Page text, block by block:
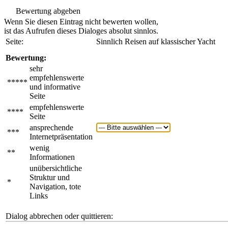
Bewertung abgeben
Wenn Sie diesen Eintrag nicht bewerten wollen,
ist das Aufrufen dieses Dialoges absolut sinnlos.
Seite:
Sinnlich Reisen auf klassischer Yacht
Bewertung:
*****
sehr
empfehlenswerte
und informative
Seite
****
empfehlenswerte
Seite
***
ansprechende
Internetpräsentation
**
wenig
Informationen
*
unübersichtliche
Struktur und
Navigation, tote
Links
Dialog abbrechen oder quittieren: